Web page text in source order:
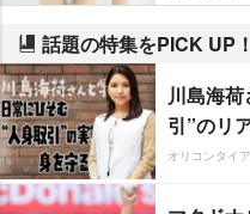
話題の特集をPICK UP！
川島海
引”のリ
オリコンタイ